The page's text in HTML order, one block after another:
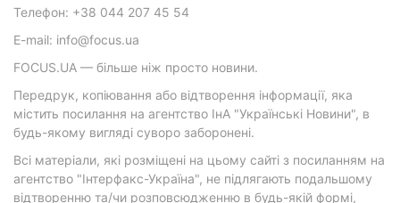
Телефон: +38 044 207 45 54
E-mail: info@focus.ua
FOCUS.UA — більше ніж просто новини.
Передрук, копіювання або відтворення інформації, яка
містить посилання на агентство ІнА "Українські Новини", в
будь-якому вигляді суворо заборонені.
Всі матеріали, які розміщені на цьому сайті з посиланням на
агентство "Інтерфакс-Україна", не підлягають подальшому
відтворенню та/чи розповсюдженню в будь-якій формі,